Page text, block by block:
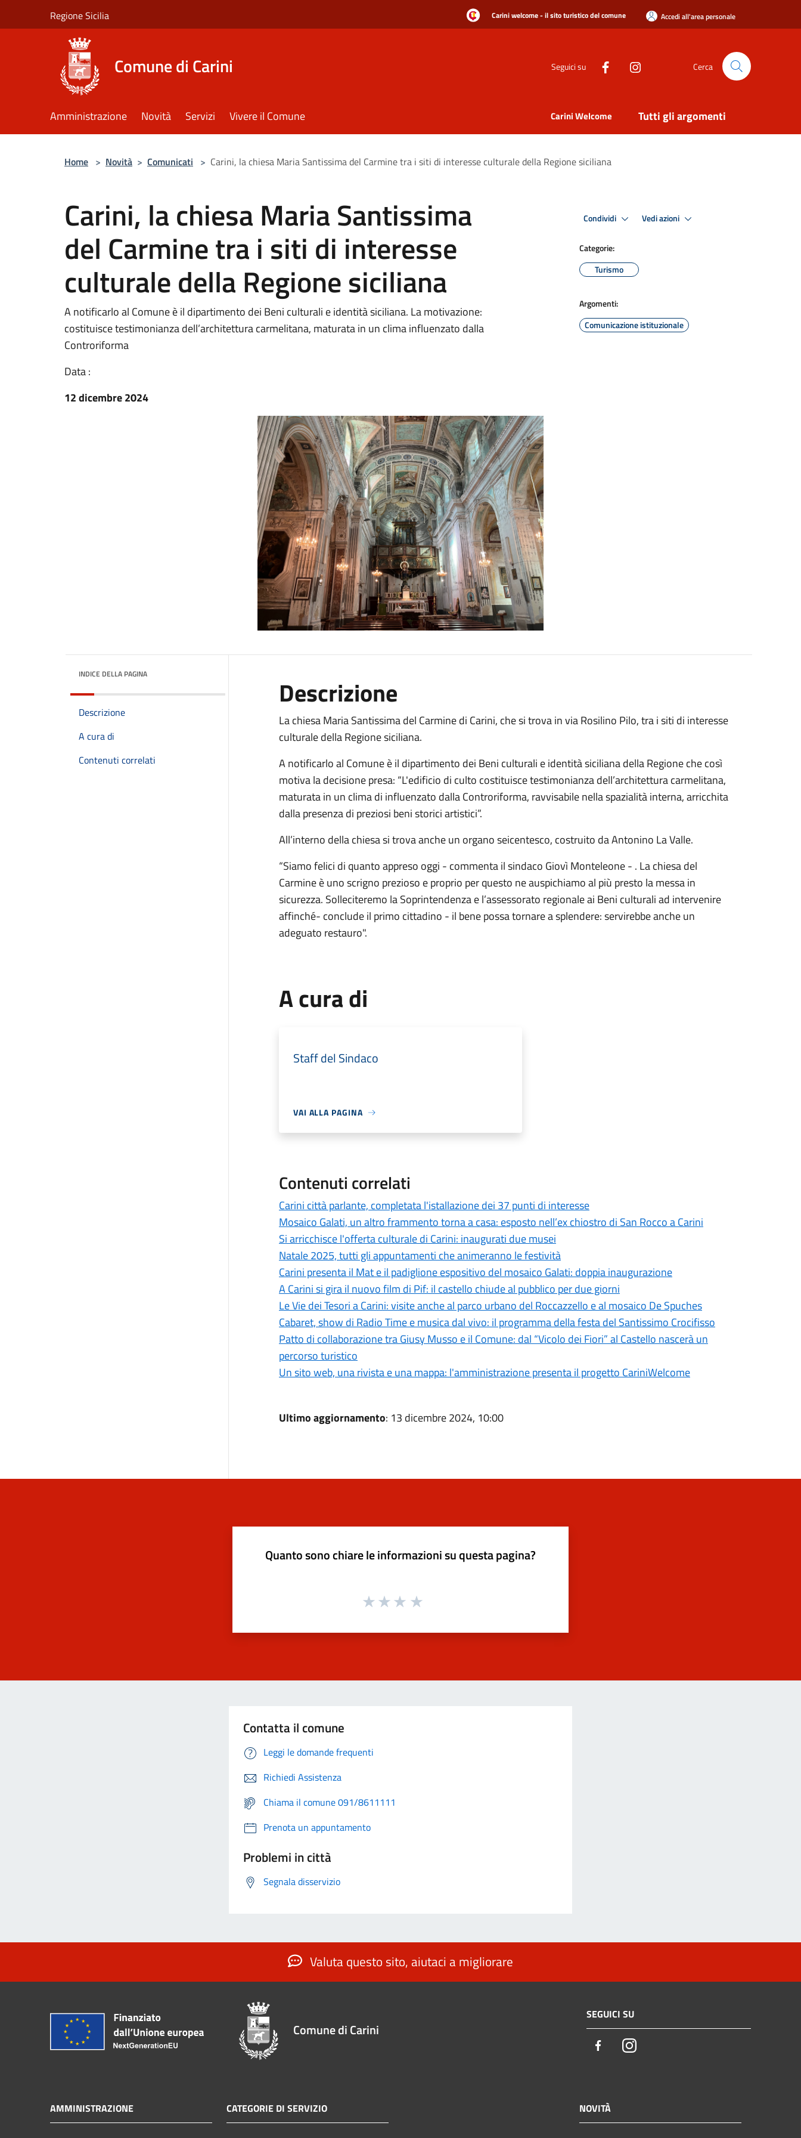
Regione Sicilia Carini welcome - il sito turistico del comune Accedi all'area personale
Comune di Carini Seguici su Cerca
Amministrazione Novità Servizi Vivere il Comune Carini Welcome Tutti gli argomenti
Home > Novità > Comunicati > Carini, la chiesa Maria Santissima del Carmine tra i siti di interesse culturale della Regione siciliana
Carini, la chiesa Maria Santissima
del Carmine tra i siti di interesse
culturale della Regione siciliana
A notificarlo al Comune è il dipartimento dei Beni culturali e identità siciliana. La motivazione:
costituisce testimonianza dell’architettura carmelitana, maturata in un clima influenzato dalla
Controriforma
Data :
12 dicembre 2024
Condividi Vedi azioni
Categorie:
Turismo
Argomenti:
Comunicazione istituzionale
INDICE DELLA PAGINA
Descrizione
A cura di
Contenuti correlati
Descrizione
La chiesa Maria Santissima del Carmine di Carini, che si trova in via Rosilino Pilo, tra i siti di interesse
culturale della Regione siciliana.
A notificarlo al Comune è il dipartimento dei Beni culturali e identità siciliana della Regione che così
motiva la decisione presa: “L'edificio di culto costituisce testimonianza dell’architettura carmelitana,
maturata in un clima di influenzato dalla Controriforma, ravvisabile nella spazialità interna, arricchita
dalla presenza di preziosi beni storici artistici”.
All’interno della chiesa si trova anche un organo seicentesco, costruito da Antonino La Valle.
“Siamo felici di quanto appreso oggi - commenta il sindaco Giovì Monteleone - . La chiesa del
Carmine è uno scrigno prezioso e proprio per questo ne auspichiamo al più presto la messa in
sicurezza. Solleciteremo la Soprintendenza e l’assessorato regionale ai Beni culturali ad intervenire
affinché- conclude il primo cittadino - il bene possa tornare a splendere: servirebbe anche un
adeguato restauro".
A cura di
Staff del Sindaco
VAI ALLA PAGINA
Contenuti correlati
Carini città parlante, completata l'istallazione dei 37 punti di interesse
Mosaico Galati, un altro frammento torna a casa: esposto nell’ex chiostro di San Rocco a Carini
Si arricchisce l'offerta culturale di Carini: inaugurati due musei
Natale 2025, tutti gli appuntamenti che animeranno le festività
Carini presenta il Mat e il padiglione espositivo del mosaico Galati: doppia inaugurazione
A Carini si gira il nuovo film di Pif: il castello chiude al pubblico per due giorni
Le Vie dei Tesori a Carini: visite anche al parco urbano del Roccazzello e al mosaico De Spuches
Cabaret, show di Radio Time e musica dal vivo: il programma della festa del Santissimo Crocifisso
Patto di collaborazione tra Giusy Musso e il Comune: dal “Vicolo dei Fiori” al Castello nascerà un
percorso turistico
Un sito web, una rivista e una mappa: l'amministrazione presenta il progetto CariniWelcome
Ultimo aggiornamento: 13 dicembre 2024, 10:00
Quanto sono chiare le informazioni su questa pagina?
Contatta il comune
Leggi le domande frequenti
Richiedi Assistenza
Chiama il comune 091/8611111
Prenota un appuntamento
Problemi in città
Segnala disservizio
Valuta questo sito, aiutaci a migliorare
Comune di Carini
SEGUICI SU
FacebookInstagram
AMMINISTRAZIONE CATEGORIE DI SERVIZIO NOVITÀ